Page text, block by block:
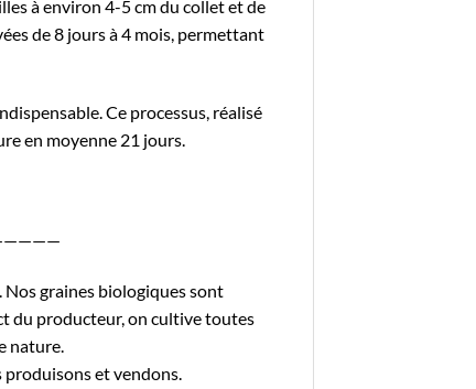
à environ 4-5 cm du collet et de
de 8 jours à 4 mois, permettant
Ce processus, réalisé
en moyenne 21 jours.
Nos graines biologiques sont
du producteur, on cultive toutes
nature.
et vendons.